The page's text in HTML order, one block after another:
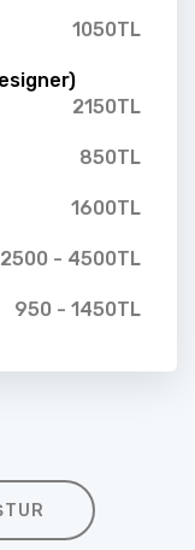
1050TL
2150TL
850TL
1600TL
2500 - 4500TL
950 - 1450TL